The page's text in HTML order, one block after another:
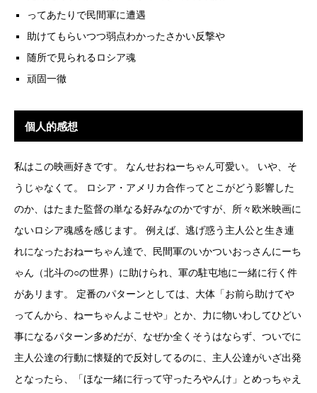
ってあたりで民間軍に遭遇
助けてもらいつつ弱点わかったさかい反撃や
随所で見られるロシア魂
頑固一徹
個人的感想
私はこの映画好きです。 なんせおねーちゃん可愛い。 いや、そ
うじゃなくて。 ロシア・アメリカ合作ってとこがどう影響した
のか、はたまた監督の単なる好みなのかですが、所々欧米映画に
ないロシア魂感を感じます。 例えば、逃げ惑う主人公と生き連
れになったおねーちゃん達で、民間軍のいかついおっさんにーち
ゃん（北斗の○の世界）に助けられ、軍の駐屯地に一緒に行く件
があリます。 定番のパターンとしては、大体「お前ら助けてや
ってんから、ねーちゃんよこせや」とか、力に物いわしてひどい
事になるパターン多めだが、なぜか全くそうはならず、ついでに
主人公達の行動に懐疑的で反対してるのに、主人公達がいざ出発
となったら、「ほな一緒に行って守ったろやんけ」とめっちゃえ